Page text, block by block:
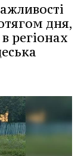
дня,
регіонах